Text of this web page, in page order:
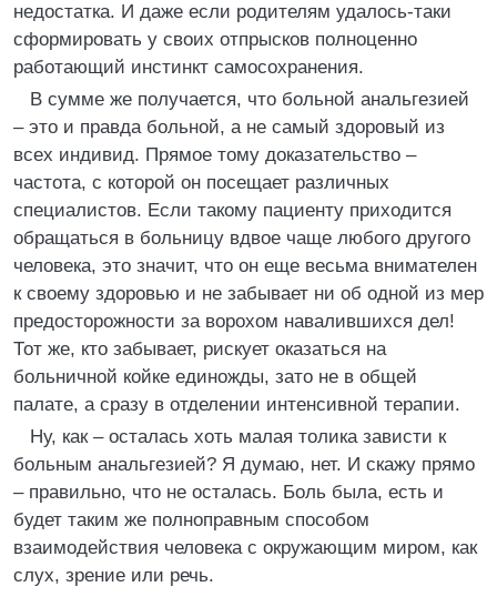
недостатка. И даже если родителям удалось-таки
сформировать у своих отпрысков полноценно
работающий инстинкт самосохранения.
В сумме же получается, что больной анальгезией
– это и правда больной, а не самый здоровый из
всех индивид. Прямое тому доказательство –
частота, с которой он посещает различных
специалистов. Если такому пациенту приходится
обращаться в больницу вдвое чаще любого другого
человека, это значит, что он еще весьма внимателен
к своему здоровью и не забывает ни об одной из мер
предосторожности за ворохом навалившихся дел!
Тот же, кто забывает, рискует оказаться на
больничной койке единожды, зато не в общей
палате, а сразу в отделении интенсивной терапии.
Ну, как – осталась хоть малая толика зависти к
больным анальгезией? Я думаю, нет. И скажу прямо
– правильно, что не осталась. Боль была, есть и
будет таким же полноправным способом
взаимодействия человека с окружающим миром, как
слух, зрение или речь.